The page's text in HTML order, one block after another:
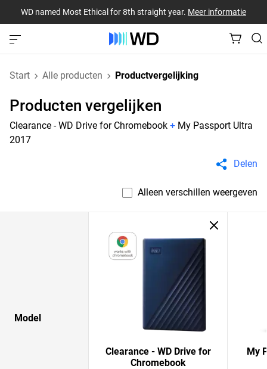
WD named Most Ethical for 8th straight year. Meer informatie
Start Alle producten Productvergelijking
Producten vergelijken
Clearance - WD Drive for Chromebook + My Passport Ultra
2017
Delen
Alleen verschillen weergeven
Model
Clearance - WD Drive for
Chromebook
My